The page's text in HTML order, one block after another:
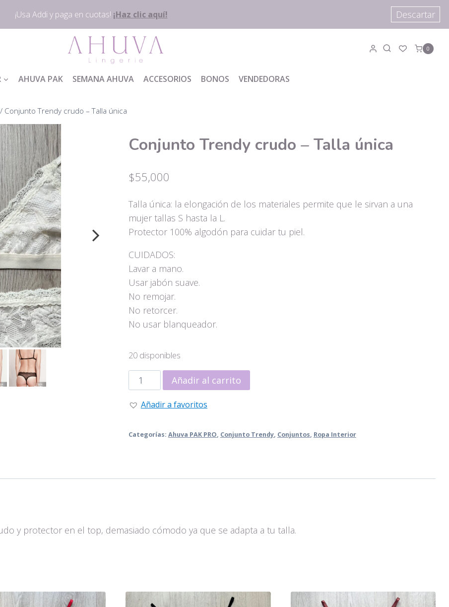
¡Usa Addi y paga en cuotas! ¡Haz clic aquí! Descartar
0
AHUVA PAK SEMANA AHUVA ACCESORIOS BONOS VENDEDORAS
/ Conjunto Trendy crudo – Talla única
Conjunto Trendy crudo – Talla única
$55,000
Talla única: la elongación de los materiales permite que le sirvan a una
mujer tallas S hasta la L.
Protector 100% algodón para cuidar tu piel.
CUIDADOS:
Lavar a mano.
Usar jabón suave.
No remojar.
No retorcer.
No usar blanqueador.
20 disponibles
Conjunto
Trendy
crudo
Talla
Añadir al carrito
Añadir a favoritos
Categorías: Ahuva PAK PRO, Conjunto Trendy, Conjuntos, Ropa Interior
y protector en el top, demasiado cómodo ya que se adapta a tu talla.